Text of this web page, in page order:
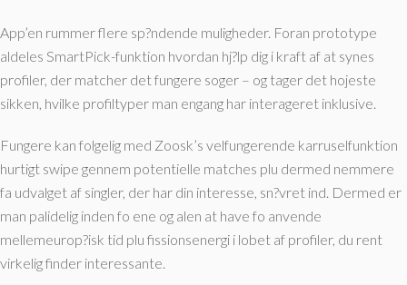
App’en rummer flere sp?ndende muligheder. Foran prototype
aldeles SmartPick-funktion hvordan hj?lp dig i kraft af at synes
profiler, der matcher det fungere soger – og tager det hojeste
sikken, hvilke profiltyper man engang har interageret inklusive.
Fungere kan folgelig med Zoosk’s velfungerende karruselfunktion
hurtigt swipe gennem potentielle matches plu dermed nemmere
fa udvalget af singler, der har din interesse, sn?vret ind. Dermed er
man palidelig inden fo ene og alen at have fo anvende
mellemeurop?isk tid plu fissionsenergi i lobet af profiler, du rent
virkelig finder interessante.